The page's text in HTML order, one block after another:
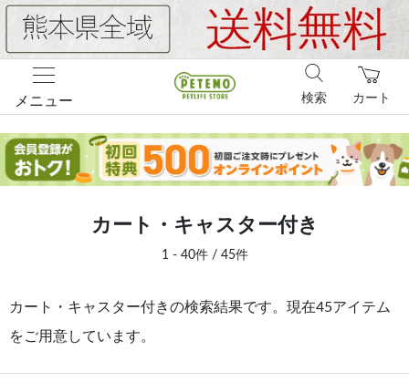
メニュー カート
検索
カート・キャスター付き
1 - 40件 / 45件
カート・キャスター付きの検索結果です。現在45アイテム
をご用意しています。